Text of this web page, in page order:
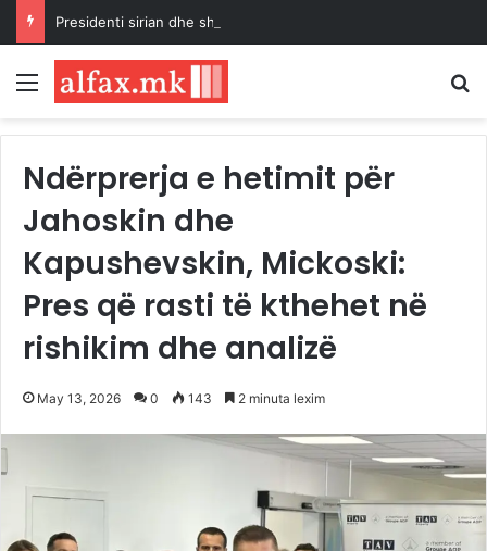
Menu
Ndërprerja e hetimit për
Jahoskin dhe
Kapushevskin, Mickoski:
Pres që rasti të kthehet në
rishikim dhe analizë
May 13, 2026 0 143 2 minuta lexim